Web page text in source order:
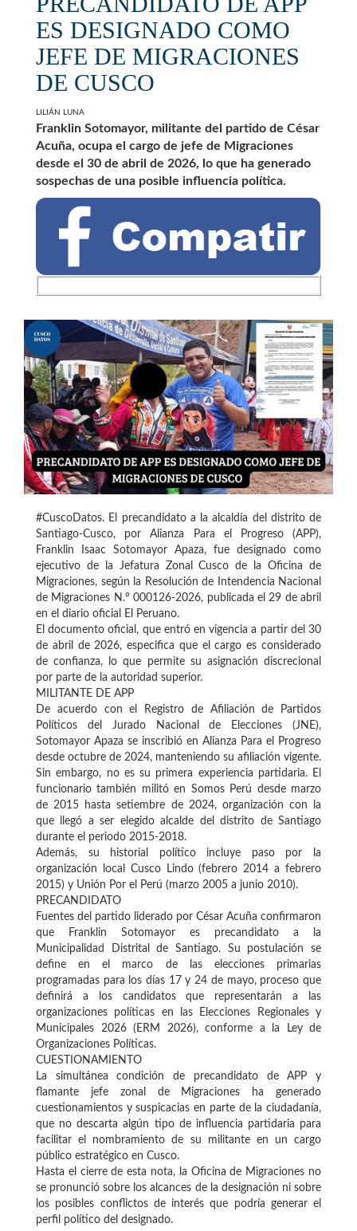
ES DESIGNADO COMO
JEFE DE MIGRACIONES
DE CUSCO
LILIÁN LUNA
Franklin Sotomayor, militante del partido de César
Acuña, ocupa el cargo de jefe de Migraciones
desde el 30 de abril de 2026, lo que ha generado
sospechas de una posible influencia política.
#CuscoDatos. El precandidato a la alcaldía del distrito de
Santiago-Cusco, por Alianza Para el Progreso (APP),
Franklin Isaac Sotomayor Apaza, fue designado como
ejecutivo de la Jefatura Zonal Cusco de la Oficina de
Migraciones, según la Resolución de Intendencia Nacional
de Migraciones N.º 000126-2026, publicada el 29 de abril
en el diario oficial El Peruano.
El documento oficial, que entró en vigencia a partir del 30
de abril de 2026, especifica que el cargo es considerado
de confianza, lo que permite su asignación discrecional
por parte de la autoridad superior.
MILITANTE DE APP
De acuerdo con el Registro de Afiliación de Partidos
Políticos del Jurado Nacional de Elecciones (JNE),
Sotomayor Apaza se inscribió en Alianza Para el Progreso
desde octubre de 2024, manteniendo su afiliación vigente.
Sin embargo, no es su primera experiencia partidaria. El
funcionario también militó en Somos Perú desde marzo
de 2015 hasta setiembre de 2024, organización con la
que llegó a ser elegido alcalde del distrito de Santiago
durante el periodo 2015-2018.
Además, su historial político incluye paso por la
organización local Cusco Lindo (febrero 2014 a febrero
2015) y Unión Por el Perú (marzo 2005 a junio 2010).
PRECANDIDATO
Fuentes del partido liderado por César Acuña confirmaron
que Franklin Sotomayor es precandidato a la
Municipalidad Distrital de Santiago. Su postulación se
define en el marco de las elecciones primarias
programadas para los días 17 y 24 de mayo, proceso que
definirá a los candidatos que representarán a las
organizaciones políticas en las Elecciones Regionales y
Municipales 2026 (ERM 2026), conforme a la Ley de
Organizaciones Políticas.
CUESTIONAMIENTO
La simultánea condición de precandidato de APP y
flamante jefe zonal de Migraciones ha generado
cuestionamientos y suspicacias en parte de la ciudadanía,
que no descarta algún tipo de influencia partidaria para
facilitar el nombramiento de su militante en un cargo
público estratégico en Cusco.
Hasta el cierre de esta nota, la Oficina de Migraciones no
se pronunció sobre los alcances de la designación ni sobre
los posibles conflictos de interés que podría generar el
perfil político del designado.